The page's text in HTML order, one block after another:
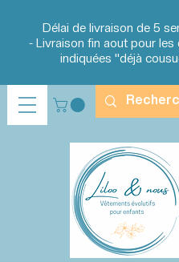
Délai de livraison de 5
-Livraison fin aout pour les
indiquées "déjà